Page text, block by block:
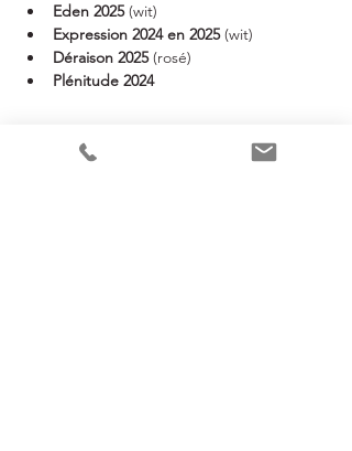
Eden 2025 (wit)
Expression 2024 en 2025 (wit)
Déraison 2025 (rosé)
Plénitude 2024
Meer weergeven